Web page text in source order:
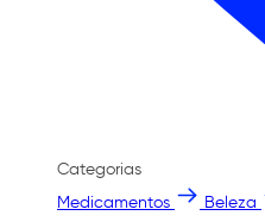
Categorias
Medicamentos
Beleza